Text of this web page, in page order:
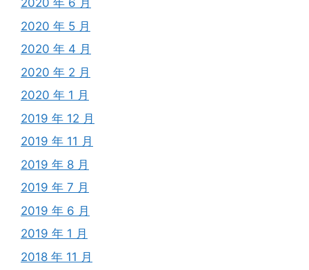
2020 年 6 月
2020 年 5 月
2020 年 4 月
2020 年 2 月
2020 年 1 月
2019 年 12 月
2019 年 11 月
2019 年 8 月
2019 年 7 月
2019 年 6 月
2019 年 1 月
2018 年 11 月